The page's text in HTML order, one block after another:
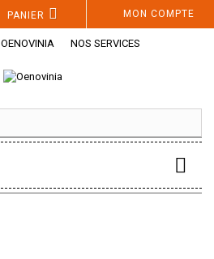
MON COMPTE
PANIER
OENOVINIA NOS SERVICES